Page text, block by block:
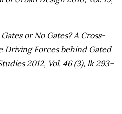
or No Gates? A Cross-
Driving Forces behind Gated
2012, Vol. 46 (3), lk 293–